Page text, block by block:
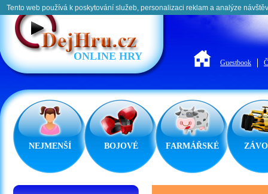
Tento web používá k poskytování služeb, personalizaci reklam a analýze
ONLINE HRY
Guestbook
NEJMENŠÍ BOJOVÉ FARMÁŘSKÉ